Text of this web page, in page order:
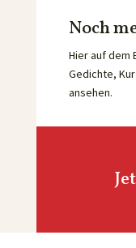
Noch
Hier auf dem
Gedichte,
ansehen.